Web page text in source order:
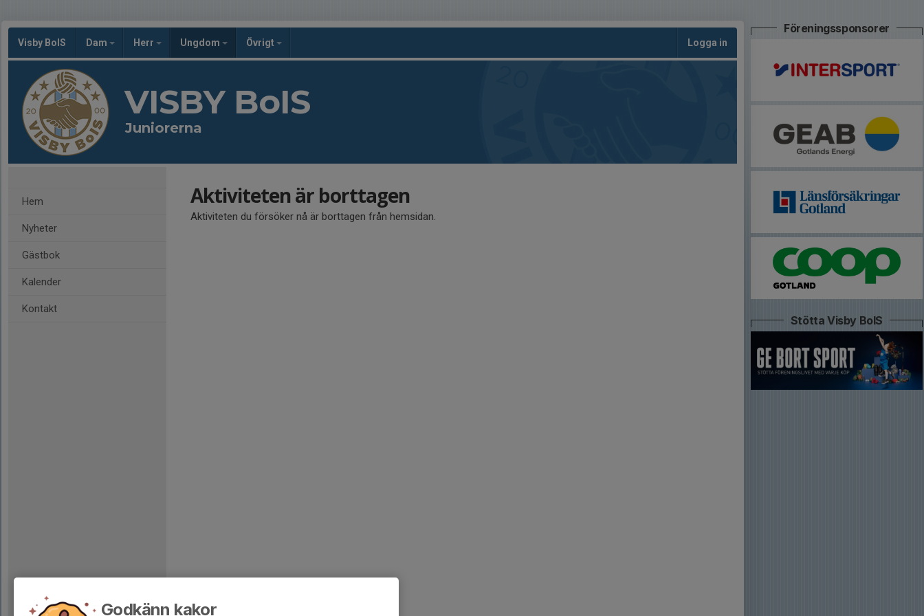
Visby BoIS Dam Herr Ungdom Övrigt Logga in
VISBY BoIS
Juniorerna
Hem
Nyheter
Gästbok
Kalender
Kontakt
Aktiviteten är borttagen
Aktiviteten du försöker nå är borttagen från hemsidan.
Föreningssponsorer
Stötta Visby BoIS
Godkänn kakor